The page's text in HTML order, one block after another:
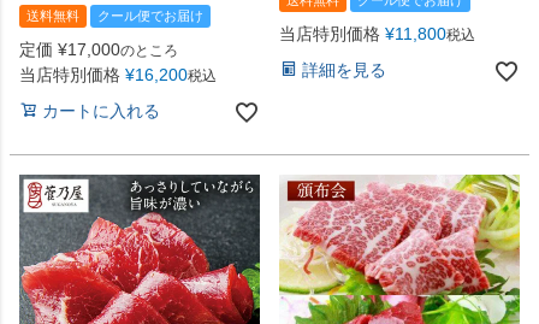
送料無料 クール便でお届け
定価 ¥17,000のところ
当店特別価格 ¥16,200税込
カートに入れる
当店特別価格 ¥11,800税込
詳細を見る